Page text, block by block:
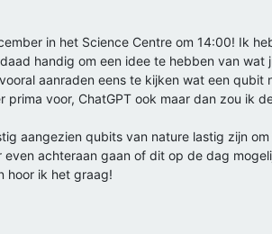
in het Science Centre om 14:00! Ik
handig om een idee te hebben van
aanraden eens te kijken wat een
prima voor, ChatGPT ook maar dan zou ik
aangezien qubits van nature lastig zijn
achteraan gaan of dit op de dag
hoor ik het graag!